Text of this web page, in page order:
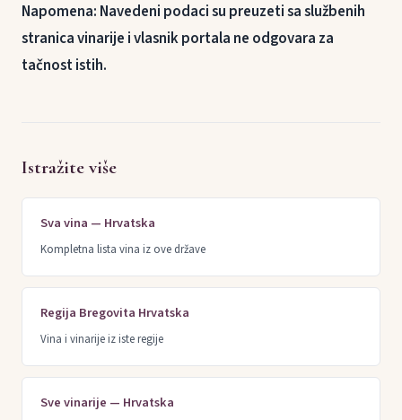
Napomena: Navedeni podaci su preuzeti sa službenih
stranica vinarije i vlasnik portala ne odgovara za
tačnost istih.
Istražite više
Sva vina — Hrvatska
Kompletna lista vina iz ove države
Regija Bregovita Hrvatska
Vina i vinarije iz iste regije
Sve vinarije — Hrvatska